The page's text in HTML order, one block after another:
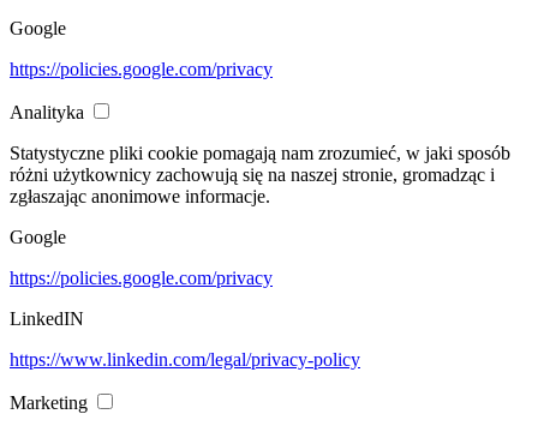
Google
https://policies.google.com/privacy
Analityka
Statystyczne pliki cookie pomagają nam zrozumieć, w jaki sposób
różni użytkownicy zachowują się na naszej stronie, gromadząc i
zgłaszając anonimowe informacje.
Google
https://policies.google.com/privacy
LinkedIN
https://www.linkedin.com/legal/privacy-policy
Marketing